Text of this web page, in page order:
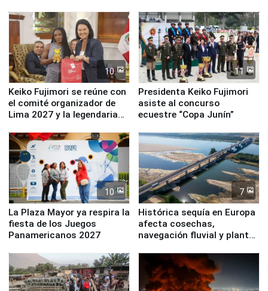
10
Keiko Fujimori se reúne con
el comité organizador de
Lima 2027 y la legendaria
11
Presidenta Keiko Fujimori
asiste al concurso
ecuestre “Copa Junín”
10
La Plaza Mayor ya respira la
fiesta de los Juegos
Panamericanos 2027
7
Histórica sequía en Europa
afecta cosechas,
navegación fluvial y plantas